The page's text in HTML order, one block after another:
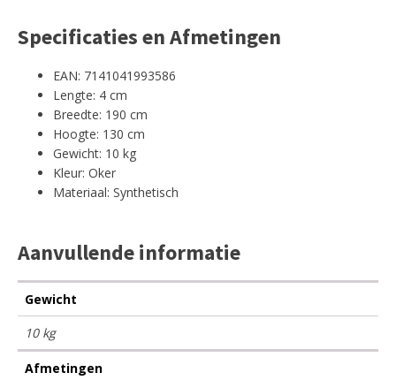
Specificaties en Afmetingen
EAN: 7141041993586
Lengte: 4 cm
Breedte: 190 cm
Hoogte: 130 cm
Gewicht: 10 kg
Kleur: Oker
Materiaal: Synthetisch
Aanvullende informatie
Gewicht
10 kg
Afmetingen